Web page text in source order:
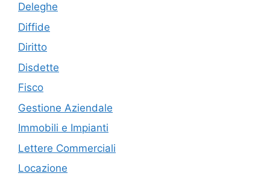
Deleghe
Diffide
Diritto
Disdette
Fisco
Gestione Aziendale
Immobili e Impianti
Lettere Commerciali
Locazione